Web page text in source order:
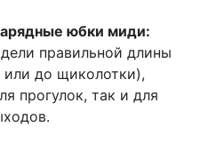
юбки миди:
правильной длины
или до щиколотки),
прогулок, так и для